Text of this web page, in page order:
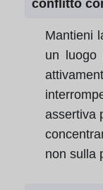
conflitto
Mantieni
un luogo
assertiva
non sulla